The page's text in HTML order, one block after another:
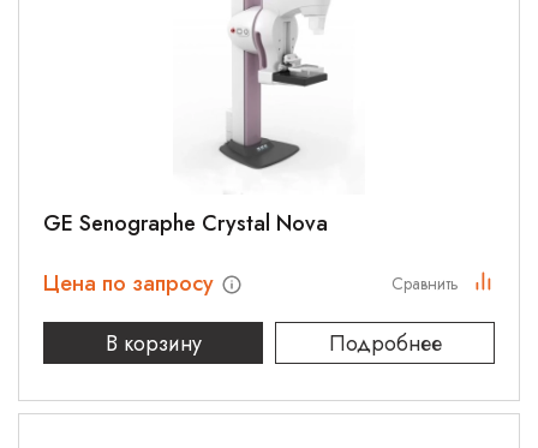
GE Senographe Crystal Nova
Цена по запросу
В корзину
Подробнее
Сравнить